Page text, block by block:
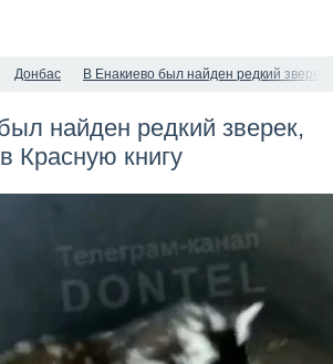
Донбас В Енакиево был найден редкий
найден редкий зверек,
Красную книгу